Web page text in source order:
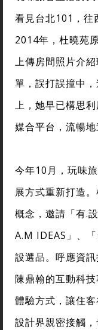
看見台北101，往
2014年，杜曉苑
上傳房間照片介
單，誤打誤撞中
上，她早已構思
媒合平台，流暢地
今年10月，玩味
展方式重新打造
概念，邀請「有.
A.M IDEAS」、
設選品。呼應資
陳鼎翰的互動科
體驗方式，讓住
設計界親密接觸，